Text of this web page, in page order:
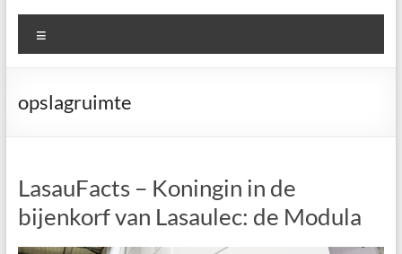
opslagruimte
LasauFacts – Koningin in de
bijenkorf van Lasaulec: de Modula